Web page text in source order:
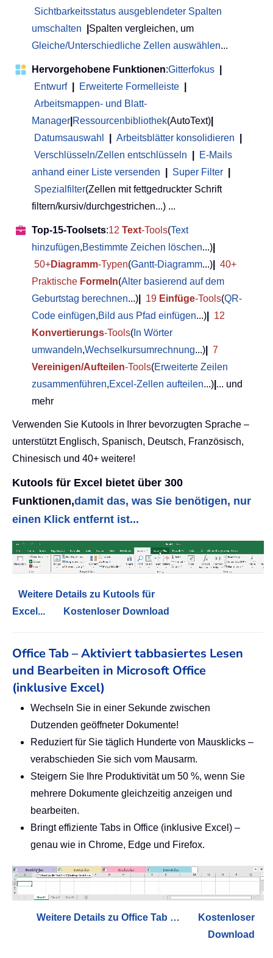
Sichtbarkeitsstatus ausgeblendeter Spalten
umschalten
Spalten vergleichen, um
Gleiche/Unterschiedliche Zellen auswählen...
Hervorgehobene Funktionen:Gitterfokus
Entwurf
Erweiterte Formelleiste
Arbeitsmappen- und Blatt-
Manager Ressourcenbibliothek(AutoText)
Datumsauswahl
Arbeitsblätter konsolidieren
Verschlüsseln/Zellen entschlüsseln
E-Mails
anhand einer Liste versenden
Super Filter
Spezialfilter(Zellen mit fettgedruckter Schrift
filtern/kursiv/durchgestrichen...) ...
Top-15-Toolsets:12 Text-Tools(Text
hinzufügen,Bestimmte Zeichen löschen...)
50+Diagramm-Typen(Gantt-Diagramm...)
40+
Praktische Formeln(Alter basierend auf dem
Geburtstag berechnen...) 19 Einfüge-Tools(QR-
Code einfügen,Bild aus Pfad einfügen...)
12
Konvertierungs-Tools( In Wörter
umwandeln,Wechselkursumrechnung...)
7
Vereinigen/Aufteilen-Tools(Erweiterte Zeilen
zusammenführen,Excel-Zellen aufteilen...) ... und
mehr
Verwenden Sie Kutools in Ihrer bevorzugten Sprache –
unterstützt Englisch, Spanisch, Deutsch, Französisch,
Chinesisch und 40+ weitere!
Kutools für Excel bietet über 300
Funktionen,damit das, was Sie benötigen, nur
einen Klick entfernt ist...
Weitere Details zu Kutools für
Excel...
Kostenloser Download
Office Tab – Aktiviert tabbasiertes Lesen
und Bearbeiten in Microsoft Office
(inklusive Excel)
Wechseln Sie in einer Sekunde zwischen
Dutzenden geöffneter Dokumente!
Reduziert für Sie täglich Hunderte von Mausklicks –
verabschieden Sie sich vom Mausarm.
Steigern Sie Ihre Produktivität um 50 %, wenn Sie
mehrere Dokumente gleichzeitig anzeigen und
bearbeiten.
Bringt effiziente Tabs in Office (inklusive Excel) –
genau wie in Chrome, Edge und Firefox.
Weitere Details zu Office Tab …
Kostenloser
Download